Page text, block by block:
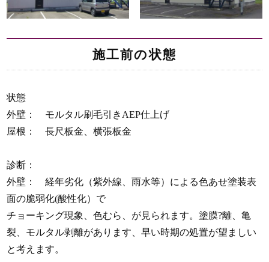
施工前の状態
状態
外壁： モルタル刷毛引きAEP仕上げ
屋根： 長尺板金、横張板金
診断：
外壁： 経年劣化（紫外線、雨水等）による色あせ塗装表
面の脆弱化(酸性化）で
チョーキング現象、色むら、が見られます。塗膜?離、亀
裂、モルタル剥離があります、早い時期の処置が望ましい
と考えます。